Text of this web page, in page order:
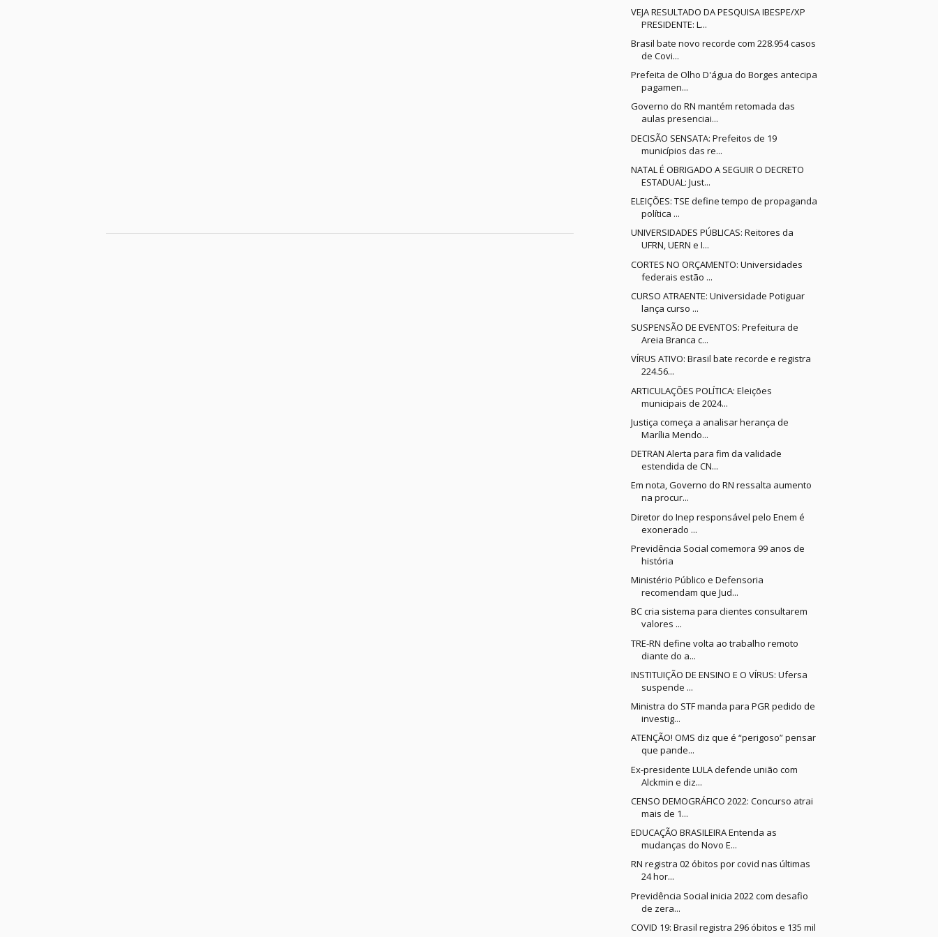
VEJA RESULTADO DA PESQUISA IBESPE/XP
PRESIDENTE: L...
Brasil bate novo recorde com 228.954 casos
de Covi...
Prefeita de Olho D'água do Borges antecipa
pagamen...
Governo do RN mantém retomada das
aulas presenciai...
DECISÃO SENSATA: Prefeitos de 19
municípios das re...
NATAL É OBRIGADO A SEGUIR O DECRETO
ESTADUAL: Just...
ELEIÇÕES: TSE define tempo de propaganda
política ...
UNIVERSIDADES PÚBLICAS: Reitores da
UFRN, UERN e I...
CORTES NO ORÇAMENTO: Universidades
federais estão ...
CURSO ATRAENTE: Universidade Potiguar
lança curso ...
SUSPENSÃO DE EVENTOS: Prefeitura de
Areia Branca c...
VÍRUS ATIVO: Brasil bate recorde e registra
224.56...
ARTICULAÇÕES POLÍTICA: Eleições
municipais de 2024...
Justiça começa a analisar herança de
Marília Mendo...
DETRAN Alerta para fim da validade
estendida de CN...
Em nota, Governo do RN ressalta aumento
na procur...
Diretor do Inep responsável pelo Enem é
exonerado ...
Previdência Social comemora 99 anos de
história
Ministério Público e Defensoria
recomendam que Jud...
BC cria sistema para clientes consultarem
valores ...
TRE-RN define volta ao trabalho remoto
diante do a...
INSTITUIÇÃO DE ENSINO E O VÍRUS: Ufersa
suspende ...
Ministra do STF manda para PGR pedido de
investig...
ATENÇÃO! OMS diz que é “perigoso” pensar
que pande...
Ex-presidente LULA defende união com
Alckmin e diz...
CENSO DEMOGRÁFICO 2022: Concurso atrai
mais de 1...
EDUCAÇÃO BRASILEIRA Entenda as
mudanças do Novo E...
RN registra 02 óbitos por covid nas últimas
24 hor...
Previdência Social inicia 2022 com desafio
de zera...
COVID 19: Brasil registra 296 óbitos e 135 mil